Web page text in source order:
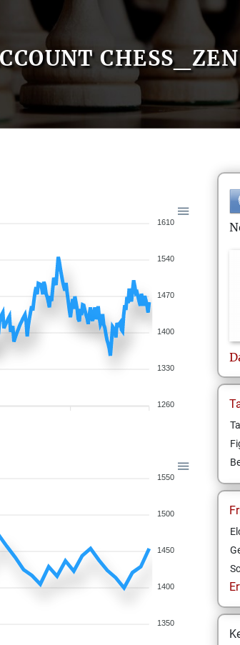
CHESS_ZEN
1610
1540
1470
1400
1330
1260
1550
1500
1450
1400
1350